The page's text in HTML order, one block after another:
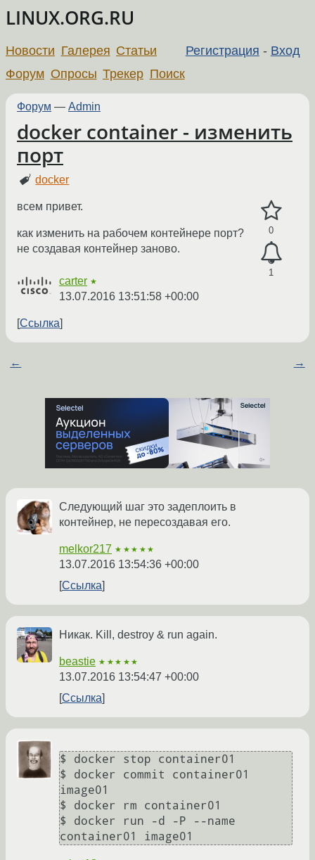
LINUX.ORG.RU
Регистрация - Вход
Новости Галерея Статьи
Форум Опросы Трекер Поиск
Форум — Admin
docker container - изменить
порт
docker
0
1
всем привет.
как изменить на рабочем контейнере порт?
не создавая контейнер заново.
carter ★
13.07.2016 13:51:58 +00:00
Ссылка
← →
Следующий шаг это задеплоить в
контейнер, не пересоздавая его.
melkor217 ★★★★★
13.07.2016 13:54:36 +00:00
Ссылка
Никак. Kill, destroy & run again.
beastie ★★★★★
13.07.2016 13:54:47 +00:00
Ссылка
$ docker stop container01
$ docker commit container01
image01
$ docker rm container01
$ docker run -d -P --name